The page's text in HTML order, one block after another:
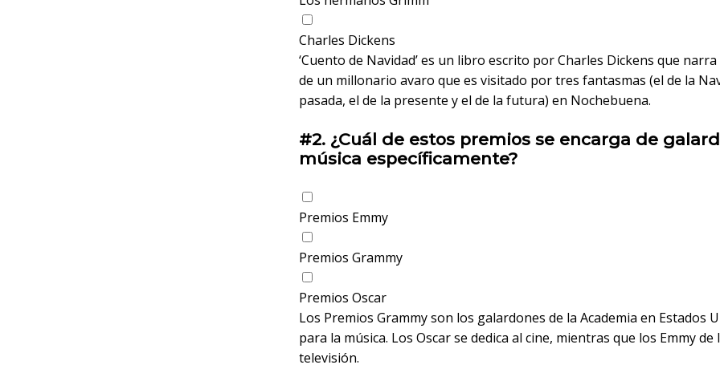
Charles Dickens
‘Cuento de Navidad’ es un libro escrito por Charles Dickens que
de un millonario avaro que es visitado por tres fantasmas (el de la
pasada, el de la presente y el de la futura) en Nochebuena.
#2. ¿Cuál de estos premios se encarga de
música específicamente?
Premios Emmy
Premios Grammy
Premios Oscar
Los Premios Grammy son los galardones de la Academia en Estados
para la música. Los Oscar se dedica al cine, mientras que los Emmy de
televisión.